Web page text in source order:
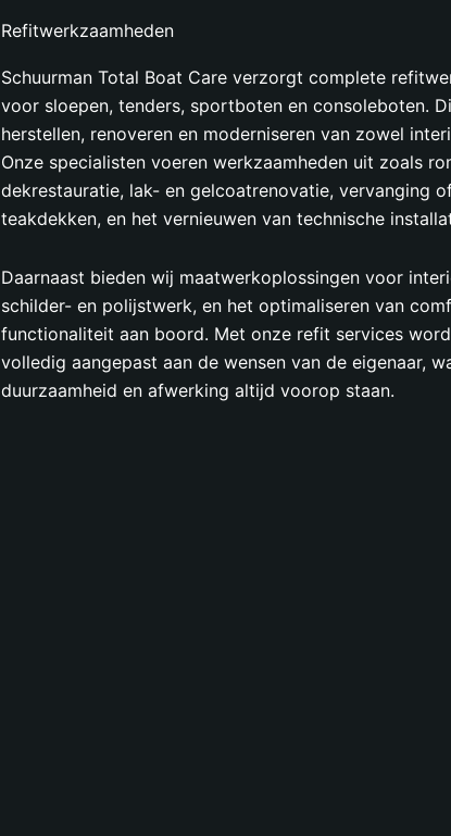
Refitwerkzaamheden
Schuurman Total Boat Care verzorgt complete
voor sloepen, tenders, sportboten en consoleboten.
herstellen, renoveren en moderniseren van zowel
Onze specialisten voeren werkzaamheden uit zoals
dekrestauratie, lak- en gelcoatrenovatie, vervanging
teakdekken, en het vernieuwen van technische
Daarnaast bieden wij maatwerkoplossingen voor
schilder- en polijstwerk, en het optimaliseren van
functionaliteit aan boord. Met onze refit services
volledig aangepast aan de wensen van de eigenaar,
duurzaamheid en afwerking altijd voorop staan.